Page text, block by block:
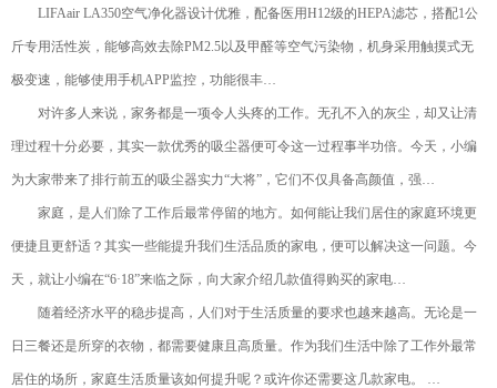
LIFAair LA350空气净化器设计优雅，配备医用H12级的HEPA滤芯，搭配1公
斤专用活性炭，能够高效去除PM2.5以及甲醛等空气污染物，机身采用触摸式无
极变速，能够使用手机APP监控，功能很丰…
对许多人来说，家务都是一项令人头疼的工作。无孔不入的灰尘，却又让清
理过程十分必要，其实一款优秀的吸尘器便可令这一过程事半功倍。今天，小编
为大家带来了排行前五的吸尘器实力“大将”，它们不仅具备高颜值，强…
家庭，是人们除了工作后最常停留的地方。如何能让我们居住的家庭环境更
便捷且更舒适？其实一些能提升我们生活品质的家电，便可以解决这一问题。今
天，就让小编在“6·18”来临之际，向大家介绍几款值得购买的家电…
随着经济水平的稳步提高，人们对于生活质量的要求也越来越高。无论是一
日三餐还是所穿的衣物，都需要健康且高质量。作为我们生活中除了工作外最常
居住的场所，家庭生活质量该如何提升呢？或许你还需要这几款家电。 …